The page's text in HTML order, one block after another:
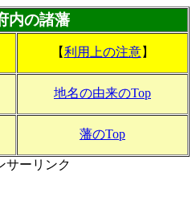
内の諸藩
【利用上の注意】
地名の由来のTop
藩のTop
サーリンク